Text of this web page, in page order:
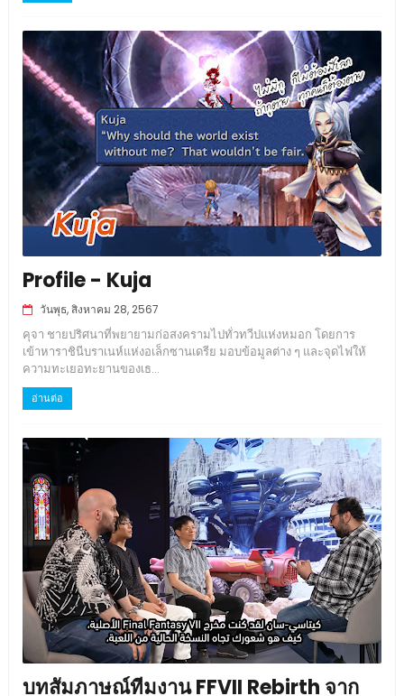
Profile - Kuja
วันพุธ, สิงหาคม 28, 2567
คุจา ชายปริศนาที่พยายามก่อสงครามไปทั่วทวีปแห่งหมอก โดยการ
เข้าหาราชินีบราเนห์แห่งอเล็กซานเดรีย มอบข้อมูลต่าง ๆ และจุดไฟให้
ความทะเยอทะยานของเธ...
อ่านต่อ
บทสัมภาษณ์ทีมงาน FFVII Rebirth จาก